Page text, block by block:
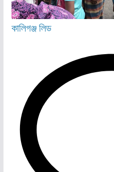
কালিগঞ্জলিড